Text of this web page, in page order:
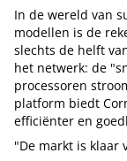
In de wereld van
modellen is de
slechts de helft
het netwerk: de
processoren
platform biedt
efficiënter en
"De markt is klaar